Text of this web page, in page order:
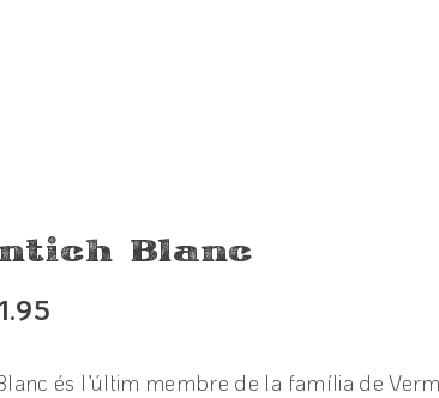
Blanc
és l’últim membre de la família de